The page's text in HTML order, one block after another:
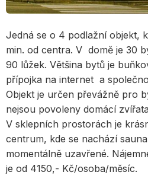
Jedná se o 4 podlažní objekt,
min. od centra. V domě je 30
90 lůžek. Většina bytů je
přípojka na internet a
Objekt je určen převážně pro
nejsou povoleny domácí
V sklepních prostorách je
centrum, kde se nachází
momentálně uzavřené.
je od 4150,- Kč/osoba/měsíc.